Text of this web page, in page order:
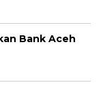
Bank Aceh